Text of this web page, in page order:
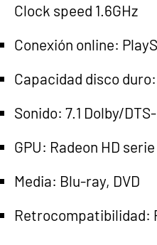
Clock speed 1.6GHz
Conexión online:
Capacidad disco
Sonido: 7.1 Dolby/
GPU: Radeon HD serie
Media: Blu-ray, DVD
Retrocompatibilidad: